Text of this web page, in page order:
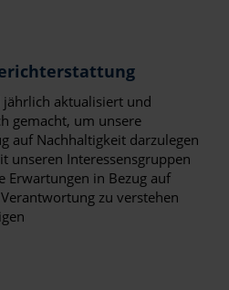
aktualisiert und
gemacht, um unsere
auf Nachhaltigkeit darzulegen
unseren Interessensgruppen
Erwartungen in Bezug auf
zu verstehen